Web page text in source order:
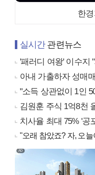
한
실시간관련뉴스
'패러디 여왕' 이수지
아내 가출하자 성매
"소득 상관없이 1인
김원훈 주식 1억8천
치사율 최대 75% '
"오래 참았죠? 자, 오